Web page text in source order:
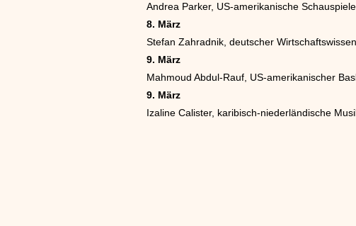
Andrea Parker, US-amerikanische
8. März
Stefan Zahradnik, deutscher
9. März
Mahmoud Abdul-Rauf, US-amerikanischer
9. März
Izaline Calister, karibisch-niederländische